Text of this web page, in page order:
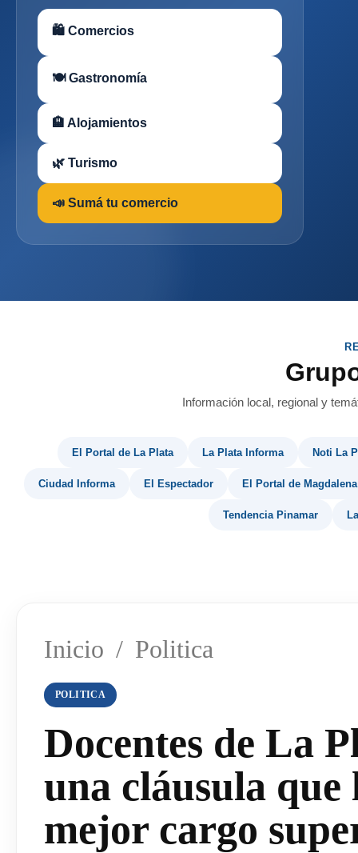
🛍 Comercios
🍽 Gastronomía
🏨 Alojamientos
🌿 Turismo
📣 Sumá tu comercio
Información local, regional y
El Portal de La Plata La Plata Informa Noti La
Ciudad Informa El Espectador El Portal de Magdalena
Tendencia Pinamar
Inicio / Politica
POLITICA
Docentes de La
una cláusula
mejor cargo